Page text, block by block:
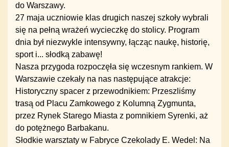
do Warszawy.
27 maja uczniowie klas drugich naszej szkoły wybrali
się na pełną wrażeń wycieczkę do stolicy. Program
dnia był niezwykle intensywny, łącząc naukę, historię,
sport i... słodką zabawę!
Nasza przygoda rozpoczęła się wczesnym rankiem. W
Warszawie czekały na nas następujące atrakcje:
Historyczny spacer z przewodnikiem: Przeszliśmy
trasą od Placu Zamkowego z Kolumną Zygmunta,
przez Rynek Starego Miasta z pomnikiem Syrenki, aż
do potężnego Barbakanu.
Słodkie warsztaty w Fabryce Czekolady E. Wedel: Na